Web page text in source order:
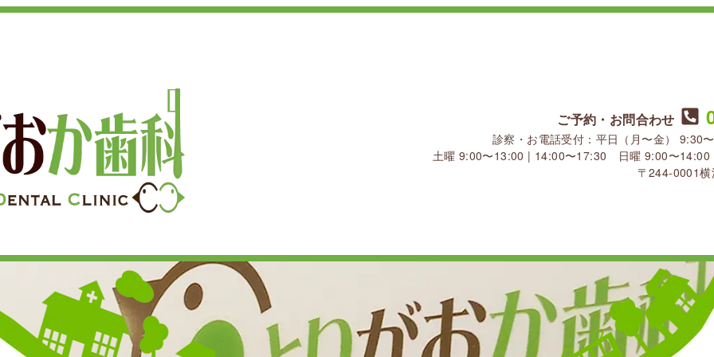
ご予約・お問合わせ
診察・お電話受付：平日（月〜金） 9:30
土曜 9:00〜13:00 | 14:00〜17:30 日曜 9:00〜
〒244-0001